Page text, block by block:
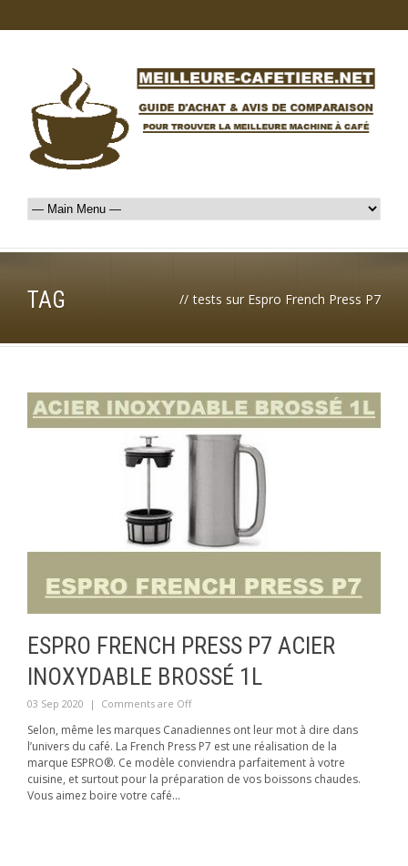
TAG // tests sur Espro French Press P7
ESPRO FRENCH PRESS P7 ACIER
INOXYDABLE BROSSÉ 1L
03 Sep 2020 | Comments are Off
Selon, même les marques Canadiennes ont leur mot à dire dans
l’univers du café. La French Press P7 est une réalisation de la
marque ESPRO®. Ce modèle conviendra parfaitement à votre
cuisine, et surtout pour la préparation de vos boissons chaudes.
Vous aimez boire votre café...